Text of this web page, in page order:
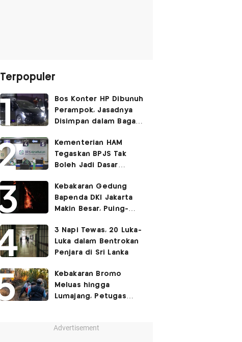
Terpopuler
Bos Konter HP Dibunuh
Perampok, Jasadnya
Disimpan dalam Bagasi
Kementerian HAM
Tegaskan BPJS Tak
Boleh Jadi Dasar
Layanan Kesehatan
Kebakaran Gedung
Bapenda DKI Jakarta
Makin Besar, Puing-
3 Napi Tewas, 20 Luka-
Luka dalam Bentrokan
Penjara di Sri Lanka
Kebakaran Bromo
Meluas hingga
Lumajang, Petugas
Advertisement